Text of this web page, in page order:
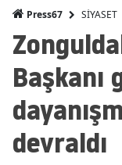
Press67 SİYASET
devraldı